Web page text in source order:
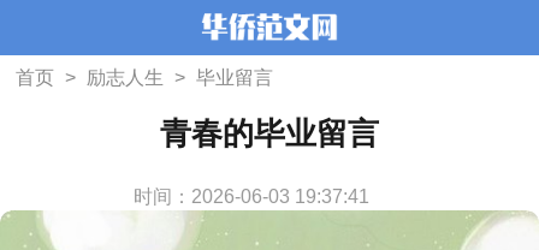
首页 > 励志人生 > 毕业留言
青春的毕业留言
时间：2026-06-03 19:37:41